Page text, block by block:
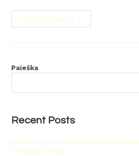
Continue Reading
Paieška
Recent Posts
Ieškome administracijos koordinatoriaus
komandai Vilniuje